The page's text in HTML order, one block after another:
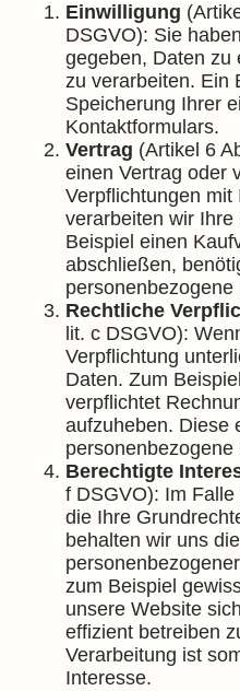
Einwilligung
DSGVO): Sie
gegeben, Daten zu
zu verarbeiten. Ein
Speicherung Ihrer
Kontaktformulars.
Vertrag (Artikel 6
einen Vertrag oder
Verpflichtungen mit
verarbeiten wir
Beispiel einen
abschließen,
personenbezogene
Rechtliche
lit. c DSGVO):
Verpflichtung
Daten. Zum
verpflichtet
aufzuheben. Diese
personenbezogene
Berechtigte
f DSGVO): Im
die Ihre
behalten wir uns
zum Beispiel
unsere Website
effizient betreiben
Verarbeitung ist
Interesse.